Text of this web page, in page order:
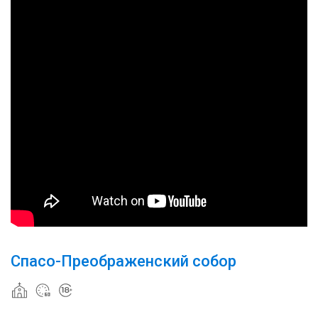
Спасо-Преображенский собор